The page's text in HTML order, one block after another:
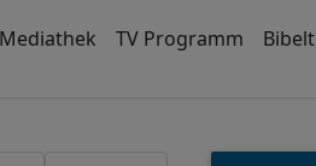
Mediathek TV Programm